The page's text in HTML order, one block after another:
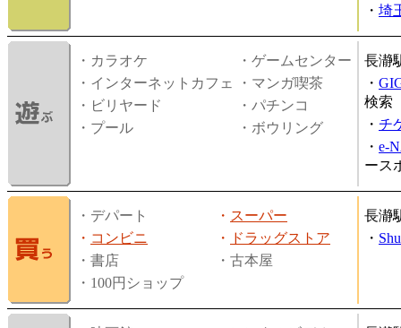
・ 埼
・カラオケ
・ゲームセンター
・インターネットカフェ
・マンガ喫茶
・ビリヤード
・パチンコ
・プール
・ボウリング
長瀞
・
検索
・ チ
・ e-
ース
・デパート ・ スーパー
・ コンビニ ・
ドラッグストア
・書店
・古本屋
・100円ショップ
長瀞
・